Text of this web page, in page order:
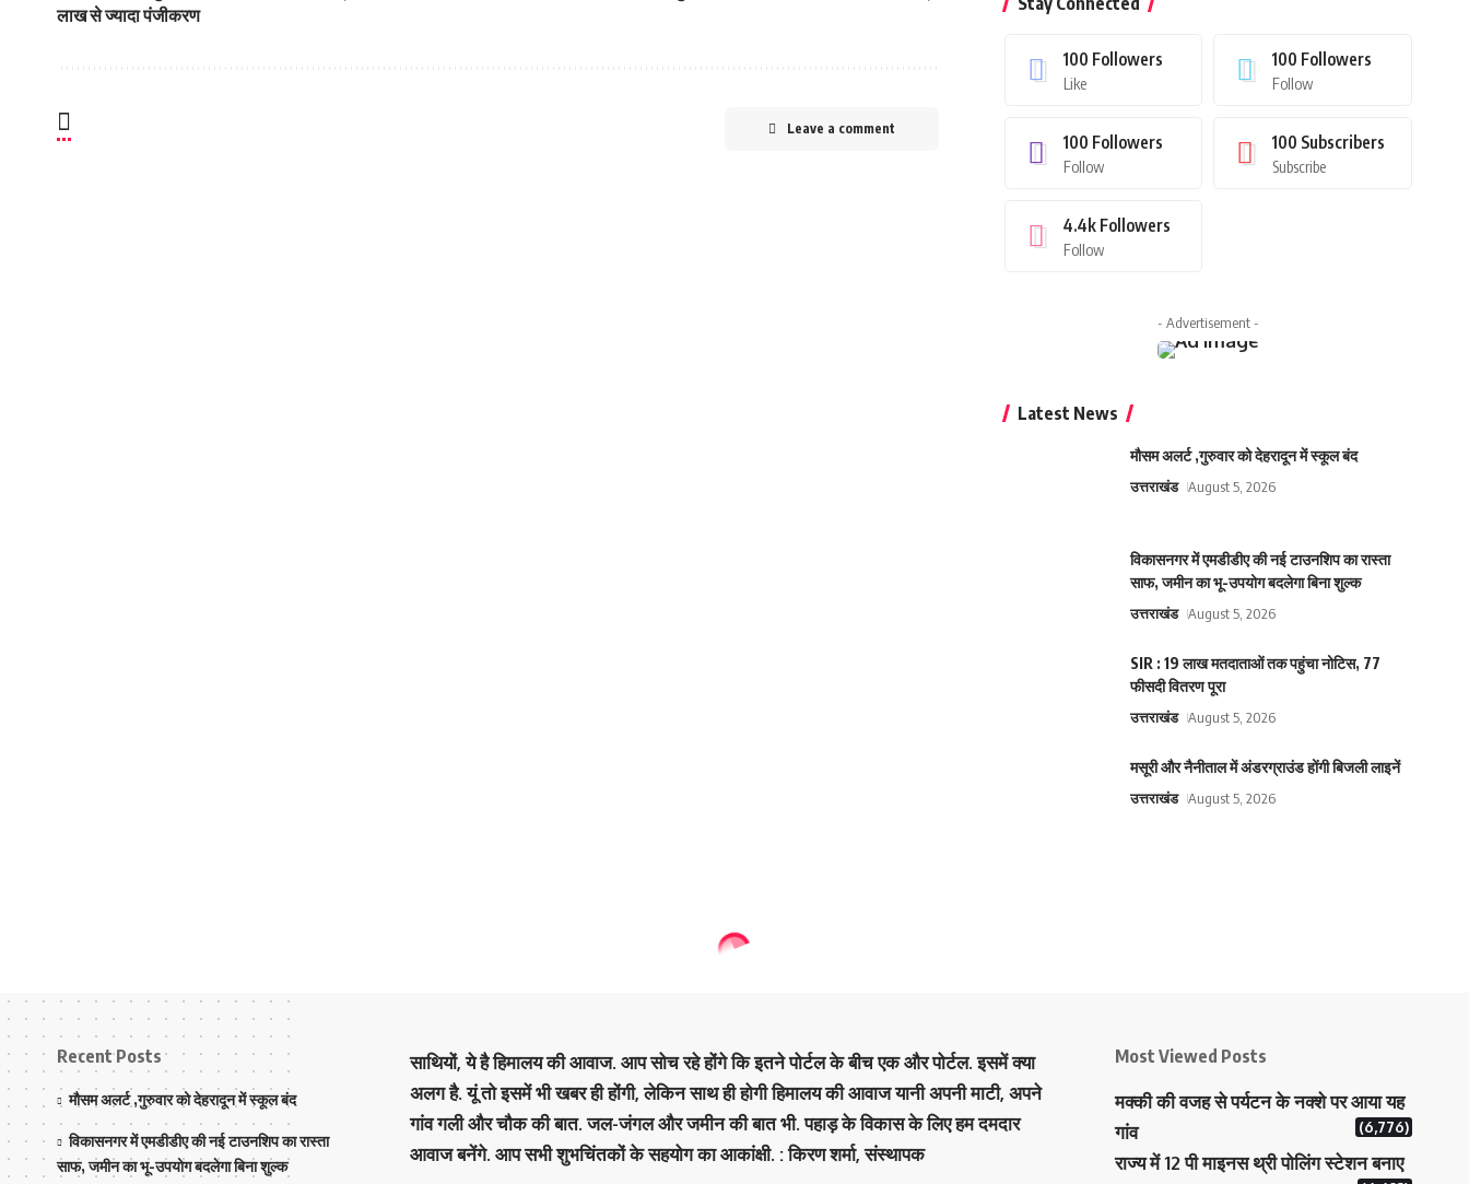
लाख से ज्‍यादा पंजीकरण
Leave a comment
100 Followers
Like
100 Followers
Follow
100 Followers
Follow
100 Subscribers
Subscribe
4.4k Followers
Follow
- Advertisement -
Latest News
मौसम अलर्ट ,गुरुवार को देहरादून में स्कूल बंद
उत्तराखंड August 5, 2026
विकासनगर में एमडीडीए की नई टाउनशिप का रास्ता
साफ, जमीन का भू-उपयोग बदलेगा बिना शुल्क
उत्तराखंड August 5, 2026
SIR : 19 लाख मतदाताओं तक पहुंचा नोटिस, 77
फीसदी वितरण पूरा
उत्तराखंड August 5, 2026
मसूरी और नैनीताल में अंडरग्राउंड होंगी बिजली लाइनें
उत्तराखंड August 5, 2026
Recent Posts
मौसम अलर्ट ,गुरुवार को देहरादून में स्कूल बंद
विकासनगर में एमडीडीए की नई टाउनशिप का रास्ता
साफ, जमीन का भू-उपयोग बदलेगा बिना शुल्क
साथियों, ये है हिमालय की आवाज. आप सोच रहे होंगे कि इतने पोर्टल के बीच एक और पोर्टल. इसमें क्या
अलग है. यूं तो इसमें भी खबर ही होंगी, लेकिन साथ ही होगी हिमालय की आवाज यानी अपनी माटी, अपने
गांव गली और चौक की बात. जल-जंगल और जमीन की बात भी. पहाड़ के विकास के लिए हम दमदार
आवाज बनेंगे. आप सभी शुभचिंतकों के सहयोग का आकांक्षी. : किरण शर्मा, संस्‍थापक
Most Viewed Posts
मक्‍की की वजह से पर्यटन के नक्‍शे पर आया यह
गांव
(6,776)
राज्य में 12 पी माइनस थ्री पोलिंग स्टेशन बनाए